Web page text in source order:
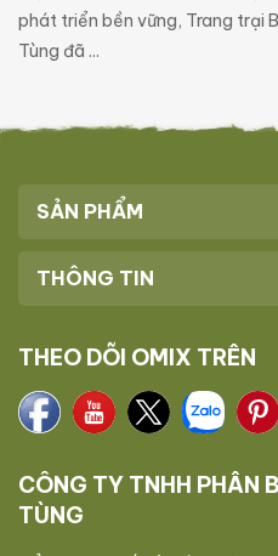
phát triển bền vững, Trang trại
Tùng đã ...
CÔNG TY TNHH PHÂN
TÙNG
SẢN PHẨM
THÔNG TIN
THEO DÕI OMIX TRÊN